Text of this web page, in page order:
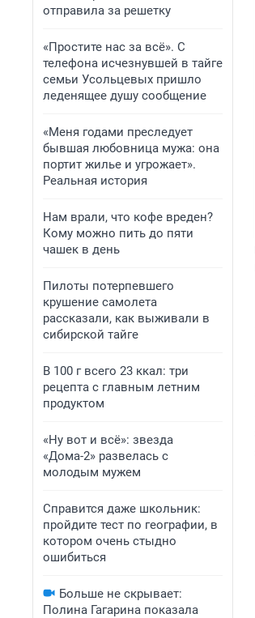
отправила за решетку
«Простите нас за всё». С
телефона исчезнувшей в тайге
семьи Усольцевых пришло
леденящее душу сообщение
«Меня годами преследует
бывшая любовница мужа: она
портит жилье и угрожает».
Реальная история
Нам врали, что кофе вреден?
Кому можно пить до пяти
чашек в день
Пилоты потерпевшего
крушение самолета
рассказали, как выживали в
сибирской тайге
В 100 г всего 23 ккал: три
рецепта с главным летним
продуктом
«Ну вот и всё»: звезда
«Дома-2» развелась с
молодым мужем
Справится даже школьник:
пройдите тест по географии, в
котором очень стыдно
ошибиться
Больше не скрывает:
Полина Гагарина показала